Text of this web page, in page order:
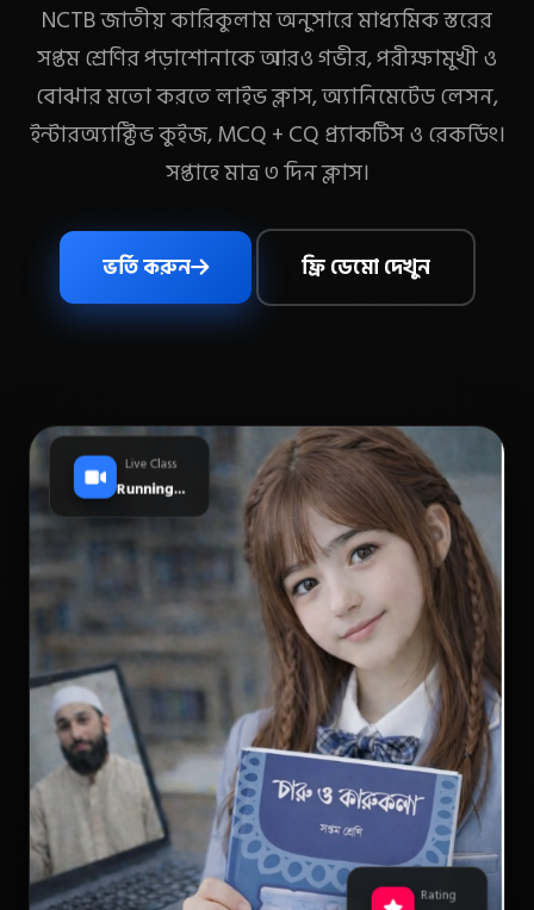
NCTB জাতীয় কারিকুলাম অনুসারে মাধ্যমিক স্তরের
সপ্তম শ্রেণির পড়াশোনাকে আরও গভীর, পরীক্ষামুখী ও
বোঝার মতো করতে লাইভ ক্লাস, অ্যানিমেটেড লেসন,
ইন্টারঅ্যাক্টিভ কুইজ, MCQ + CQ প্র্যাকটিস ও রেকর্ডিং।
সপ্তাহে মাত্র ৩ দিন ক্লাস।
ভর্তি করুন ফ্রি ডেমো দেখুন
Live Class
Running...
Rating